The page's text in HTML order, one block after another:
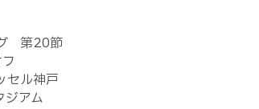
第20節
セル神戸
ジアム